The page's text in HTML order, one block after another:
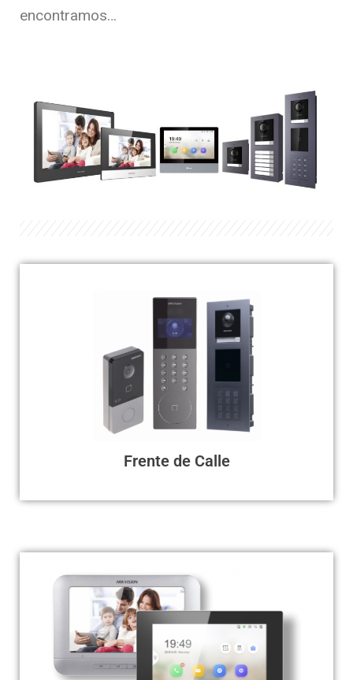
encontramos…
Frente de Calle
Frente de Calle IP
El equipo principal de un video citofono se compone
del frente de calle. Este es el equipo que se instala y
manipula hacia el visitante, podrá realizar la
marcación por medio un número especifico o un
botón. El visitante podrá ser observado por medio de
Pantalla Intercomunicador
Existen varias opciones de pantallas que se
acomodan al presupuesto, además con diferentes
características, funcionando con comunicación IP,